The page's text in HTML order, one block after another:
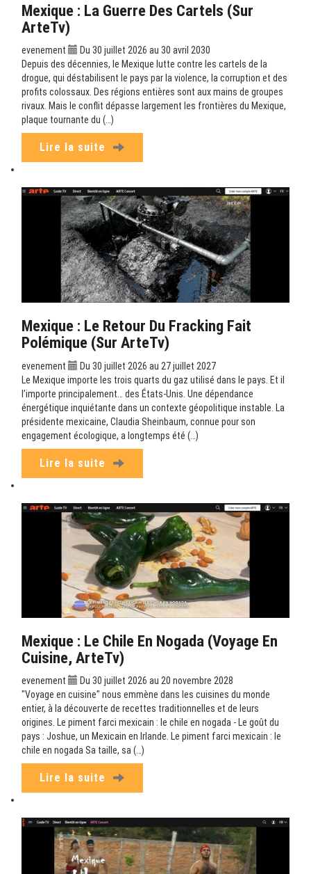
Mexique : La Guerre Des Cartels (sur
ArteTv)
evenement
Du 30 juillet 2026 au 30 avril 2030
Depuis des décennies, le Mexique lutte contre les cartels de la
drogue, qui déstabilisent le pays par la violence, la corruption et des
profits colossaux. Des régions entières sont aux mains de groupes
rivaux. Mais le conflit dépasse largement les frontières du Mexique,
plaque tournante du (…)
Lire la suite
Mexique : Le Retour Du Fracking Fait
Polémique (sur ArteTv)
evenement
Du 30 juillet 2026 au 27 juillet 2027
Le Mexique importe les trois quarts du gaz utilisé dans le pays. Et il
l’importe principalement… des États-Unis. Une dépendance
énergétique inquiétante dans un contexte géopolitique instable. La
présidente mexicaine, Claudia Sheinbaum, connue pour son
engagement écologique, a longtemps été (…)
Lire la suite
Mexique : Le Chile En Nogada (Voyage En
Cuisine, ArteTv)
evenement
Du 30 juillet 2026 au 20 novembre 2028
"Voyage en cuisine" nous emmène dans les cuisines du monde
entier, à la découverte de recettes traditionnelles et de leurs
origines. Le piment farci mexicain : le chile en nogada - Le goût du
pays : Joshue, un Mexicain en Irlande. Le piment farci mexicain : le
chile en nogada Sa taille, sa (…)
Lire la suite